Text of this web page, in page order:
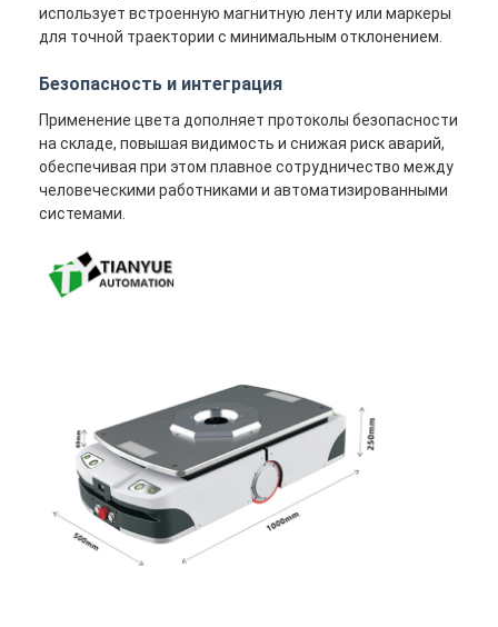
Блог
Автоматически управляемое транспортное средство
Интеллектуальный беспилотный вилочный погрузчик
Автономный мобильный робот AMR
Поддерживающее оборудование для зарядки AGV
Компоненты механического привода колес AGV
Двигатель сборки рулевого колеса AGV
Сборка механизма подъема AGV для хранения
использует встроенную магнитную ленту или маркеры
для точной траектории с минимальным отклонением.
Безопасность и интеграция
Применение цвета дополняет протоколы безопасности
на складе, повышая видимость и снижая риск аварий,
обеспечивая при этом плавное сотрудничество между
человеческими работниками и автоматизированными
системами.